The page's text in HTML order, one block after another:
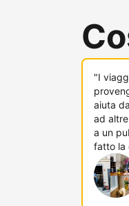
"I
aiuta
ad
a un
fatto la